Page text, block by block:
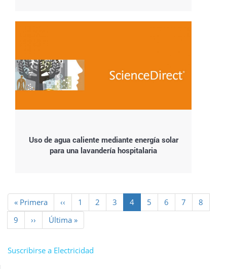
Uso de agua caliente mediante energía solar
para una lavandería hospitalaria
Paginación
Primera
página
« Primera
Página
anterior
‹‹ Page
1 Page
2 Page
3
Página
actual
4 Page
5 Page
6 Page
7 Page
8
Page
9
Siguiente
página
››
Última
página
Última »
Suscribirse a Electricidad